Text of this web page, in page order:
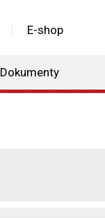
E-shop
Dokumenty